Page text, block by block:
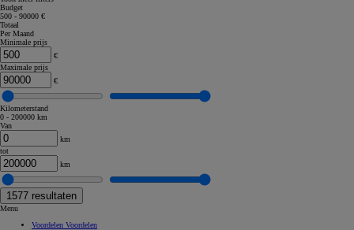
Budget
500 - 90000 €
Totaal
Per Maand
Minimale prijs
€
Maximale prijs
€
Kilometerstand
0 - 200000 km
Van
km
tot
km
1577 resultaten
Menu
Voordelen Voordelen